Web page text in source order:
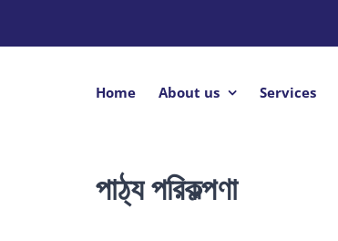
Home About us Services
পাঠ্য পরিকল্পণা